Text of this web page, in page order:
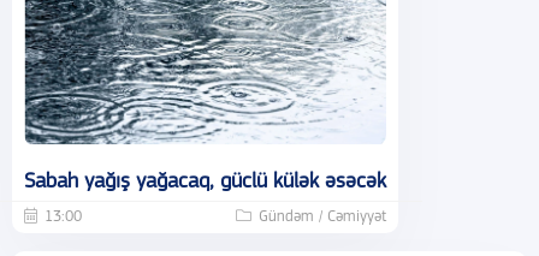
Sabah yağış yağacaq, güclü külək əsəcək
13:00 Gündəm / Cəmiyyət